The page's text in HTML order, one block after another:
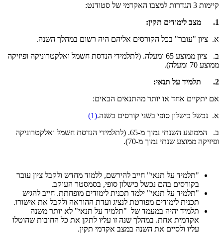
קיימות 3 הגדרות למצבו האקדמי של סטודנט:
1. מצב לימודים תקין:
א. ציון "עובר" בכל הקורסים אליהם היה רשום במהלך השנה.
ב. ציון ממוצע 65 ומעלה. (לתלמידי הנדסת חשמל ואלקטרוניקה ופיזיקה
ממוצע 70 ומעלה).
2. תלמיד על תנאי:
אם יתקיים אחד או יותר מהתנאים הבאים:
א. נכשל כישלון סופי בשני קורסים בשנה.(1)
ב. הממוצע השנתי נמוך מ-65. (לתלמידי הנדסת חשמל ואלקטרוניקה
ופיזיקה ממוצע שנתי נמוך מ-70).
"תלמיד על תנאי" חייב להירשם, ללמוד מחדש ולקבל ציון עובר
בקורסים בהם נכשל כישלון סופי, בסמסטר העוקב.
"תלמיד על תנאי" ילמד תכנית לימודים מופחתת. חייב להגיש
תכנית לימודים מפורטת לנציג ועדת ההוראה ולקבל את אישורו.
תלמיד יהיה במעמד של "תלמיד על תנאי" לא יותר משנה
אקדמית אחת. במהלך שנה זו עליו לתקן את כל החובות שהוטלו
עליו ולסיים את השנה במצב אקדמי תקין.